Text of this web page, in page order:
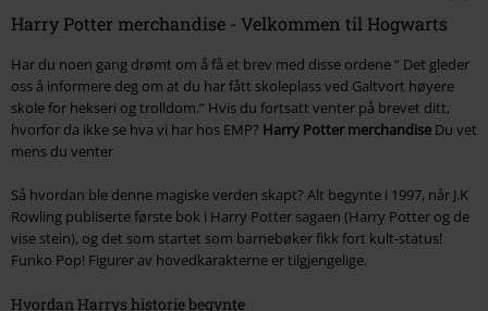
Harry Potter merchandise - Velkommen til Hogwarts
Har du noen gang drømt om å få et brev med disse ordene “ Det gleder
oss å informere deg om at du har fått skoleplass ved Galtvort høyere
skole for hekseri og trolldom.” Hvis du fortsatt venter på brevet ditt,
hvorfor da ikke se hva vi har hos EMP? Harry Potter merchandise Du vet
mens du venter
Så hvordan ble denne magiske verden skapt? Alt begynte i 1997, når J.K
Rowling publiserte første bok i Harry Potter sagaen (Harry Potter og de
vise stein), og det som startet som barnebøker fikk fort kult-status!
Funko Pop! Figurer av hovedkarakterne er tilgjengelige.
Hvordan Harrys historie begynte